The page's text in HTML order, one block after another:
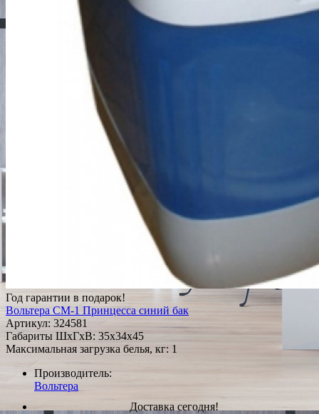
Год гарантии в подарок!
Вольтера СМ-1 Принцесса синий бак
Артикул: 324581
Габариты ШxГxВ: 35x34x45
Максимальная загрузка белья, кг: 1
Производитель:
Вольтера
Доставка сегодня!